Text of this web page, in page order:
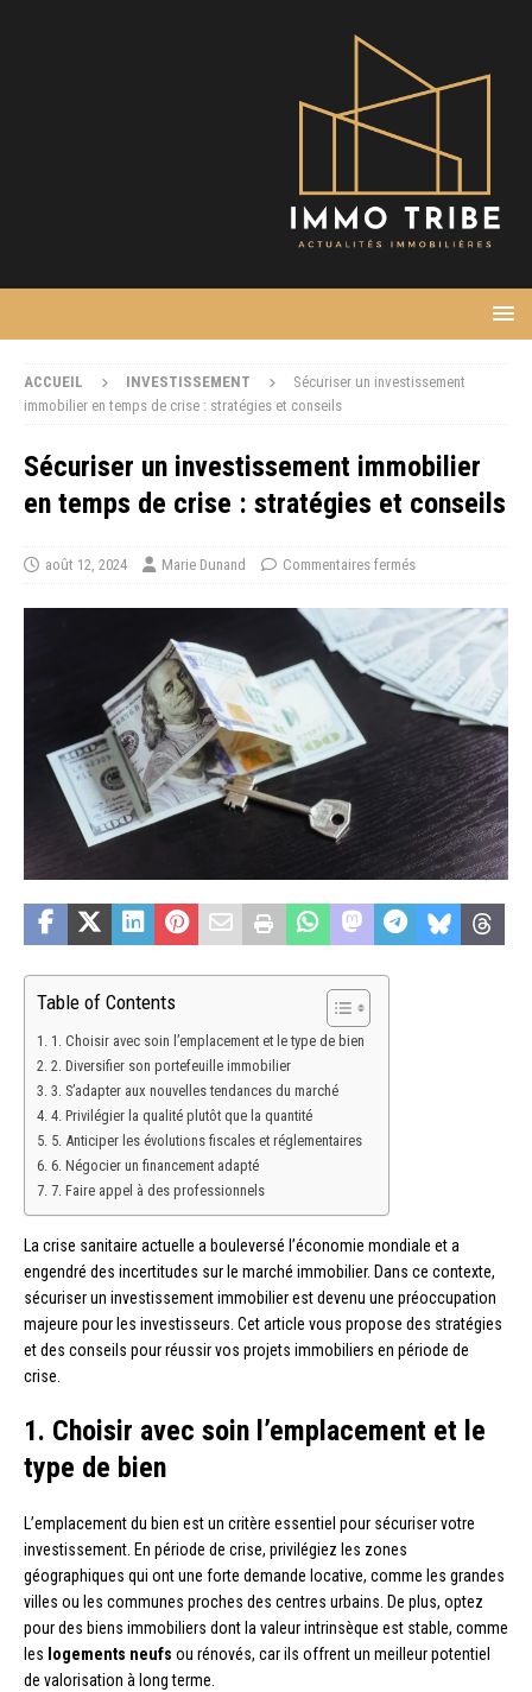
ACCUEIL INVESTISSEMENT
Sécuriser un investissement
immobilier en temps de crise : stratégies et conseils
Sécuriser un investissement immobilier
en temps de crise : stratégies et conseils
août 12, 2024 Marie Dunand Commentaires fermés
Table of Contents
1. Choisir avec soin l’emplacement et le type de bien
2. Diversifier son portefeuille immobilier
3. S’adapter aux nouvelles tendances du marché
4. Privilégier la qualité plutôt que la quantité
5. Anticiper les évolutions fiscales et réglementaires
6. Négocier un financement adapté
7. Faire appel à des professionnels
La crise sanitaire actuelle a bouleversé l’économie mondiale et a
engendré des incertitudes sur le marché immobilier. Dans ce contexte,
sécuriser un investissement immobilier est devenu une préoccupation
majeure pour les investisseurs. Cet article vous propose des stratégies
et des conseils pour réussir vos projets immobiliers en période de
crise.
1. Choisir avec soin l’emplacement et le
type de bien
L’emplacement du bien est un critère essentiel pour sécuriser votre
investissement. En période de crise, privilégiez les zones
géographiques qui ont une forte demande locative, comme les grandes
villes ou les communes proches des centres urbains. De plus, optez
pour des biens immobiliers dont la valeur intrinsèque est stable, comme
les logements neufs ou rénovés, car ils offrent un meilleur potentiel
de valorisation à long terme.